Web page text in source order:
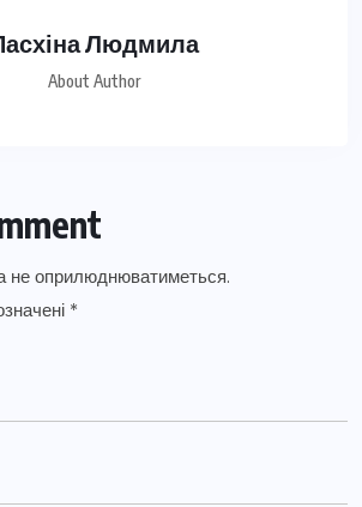
Людмила
About Author
оприлюднюватиметься.
*